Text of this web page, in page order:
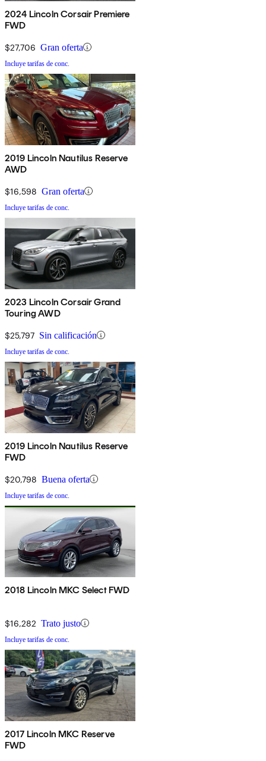
2024 Lincoln Corsair Premiere
FWD
$27,706 Gran oferta
Incluye tarifas de conc.
2019 Lincoln Nautilus Reserve
AWD
$16,598 Gran oferta
Incluye tarifas de conc.
2023 Lincoln Corsair Grand
Touring AWD
$25,797 Sin calificación
Incluye tarifas de conc.
2019 Lincoln Nautilus Reserve
FWD
$20,798 Buena oferta
Incluye tarifas de conc.
2018 Lincoln MKC Select FWD
$16,282 Trato justo
Incluye tarifas de conc.
2017 Lincoln MKC Reserve
FWD